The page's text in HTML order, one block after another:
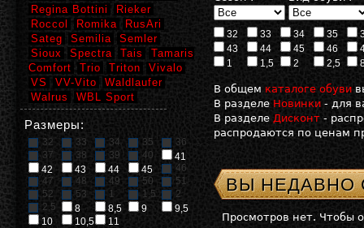
32 33 34 35
43
44 45 46
1
1,5 2 2,5
В общем каталоге обуви
В разделе Новинки - для
В разделе Дисконт-
распродаются по ценам
ВЫ НЕДАВНО
Просмотров нет. Чтобы
Regina Bottini
Rieker
Roccol
Romika
RusAri
Sateg
Semilia
Semler
Sioux
Spectra Tais
Tamaris
Comfort
Trio Triton
Vivalo
VS
VV-Vito
Waldlaufer
Walrus
WBL Sport
Размеры:
32 33 34 35
36
37
38 39 40
41
42
43 44 45
46
47
48 49 50
51
52
53 1 1,5
2
2,5
8 8,5 9
9,5
10
10,5 11